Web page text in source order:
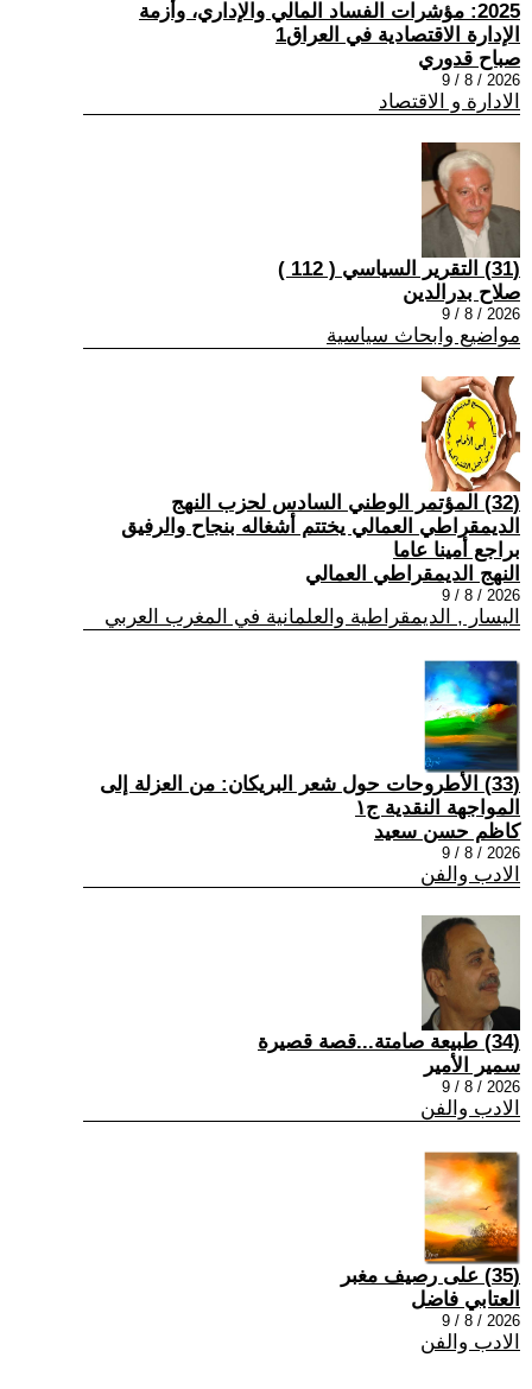
2025: مؤشرات الفساد المالي والإداري، وأزمة
الإدارة الاقتصادية في العراق1
صباح قدوري
2026 / 8 / 9
الادارة و الاقتصاد
(31) التقرير السياسي ( 112 )
صلاح بدرالدين
2026 / 8 / 9
مواضيع وابحاث سياسية
(32) المؤتمر الوطني السادس لحزب النهج
الديمقراطي العمالي يختتم أشغاله بنجاح والرفيق
براجع أمينا عاما
النهج الديمقراطي العمالي
2026 / 8 / 9
اليسار , الديمقراطية والعلمانية في المغرب العربي
(33) الأطروحات حول شعر البريكان: من العزلة إلى
المواجهة النقدية ج١
كاظم حسن سعيد
2026 / 8 / 9
الادب والفن
(34) طبيعة صامتة...قصة قصيرة
سمير الأمير
2026 / 8 / 9
الادب والفن
(35) على رصيف مغبر
العتابي فاضل
2026 / 8 / 9
الادب والفن